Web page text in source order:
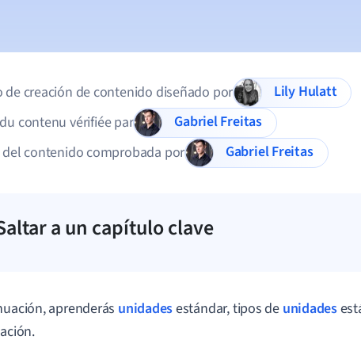
de creación de contenido diseñado por
Lily Hulatt
du contenu vérifiée par
Gabriel Freitas
del contenido comprobada por
Gabriel Freitas
a un capítulo clave
aprenderás unidadesestándar, tipos de unidades